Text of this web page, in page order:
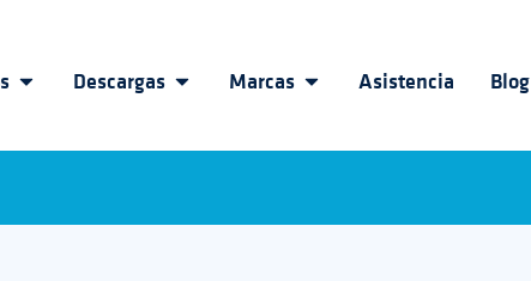
Descargas Marcas Asistencia Blog